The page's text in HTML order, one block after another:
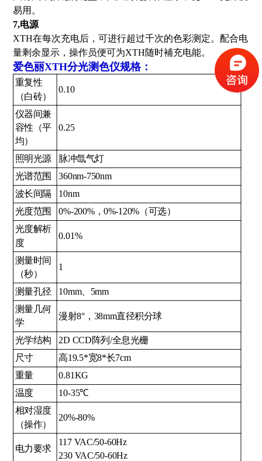
易用。
7,电源
XTH在每次充电后，可进行超过千次的色彩测定。配合电
量剩余显示，操作员便可为XTH随时補充电能。
爱色丽XTH分光测色仪规格：
+
重复性
（白砖）
0.10
仪器间兼
容性（平
均）
0.25
照明光源
脉冲氙气灯
光谱范围
360nm-750nm
波长间隔
10nm
光度范围
0%-200%，0%-120%（可选）
光度解析
度
0.01%
测量时间
（秒）
1
测量孔径 10mm、5mm
测量几何
学
漫射8°，38mm直径积分球
光学结构
2D CCD阵列/全息光栅
尺寸
高19.5*宽8*长7cm
重量
0.81KG
温度
10-35℃
相对湿度
（操作）
20%-80%
电力要求
117 VAC/50-60Hz
230 VAC/50-60Hz